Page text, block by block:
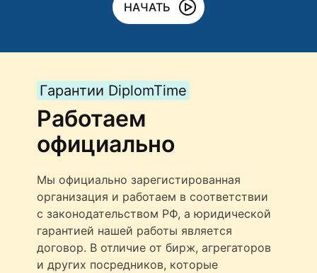
НАЧАТЬ
Гарантии DiplomTime
Работаем
официально
Мы официально зарегистированная
организация и работаем в соответствии
с законодательством РФ, а юридической
гарантией нашей работы является
договор. В отличие от бирж, агрегаторов
и других посредников, которые